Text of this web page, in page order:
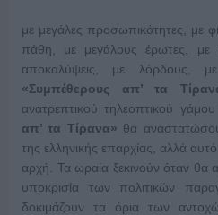
με μεγάλες προσωπικότητες, με
πάθη, με μεγάλους έρωτες, με
αποκαλύψεις, με λόρδους,
«Συμπέθερους απ’ τα
ανατρεπτικού τηλεοπτικού
απ’ τα Τίρανα» θα
της ελληνικής επαρχίας, αλλά
αρχή. Τα ωραία ξεκινούν όταν θα
υποκρισία των πολιτικών
δοκιμάζουν τα όρια των